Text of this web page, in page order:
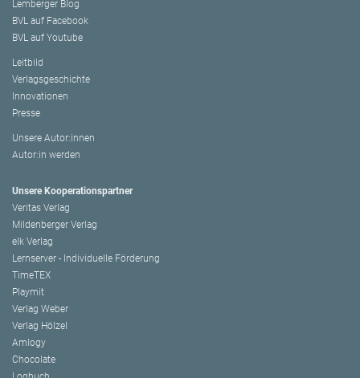
Lemberger Blog
BVL auf Facebook
BVL auf Youtube
Leitbild
Verlagsgeschichte
Innovationen
Presse
Unsere Autor:innen
Autor:in werden
Unsere Kooperationspartner
Veritas Verlag
Mildenberger Verlag
elk Verlag
Lernserver - Individuelle Förderung
TimeTEX
Playmit
Verlag Weber
Verlag Hölzel
Amlogy
Chocolate